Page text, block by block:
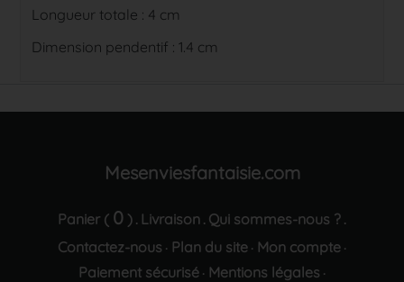
Longueur totale : 4 cm
Dimension pendentif : 1.4 cm
Mesenviesfantaisie.com
Panier ( 0 ) . Livraison . Qui sommes-nous ? .
Contactez-nous · Plan du site· Mon compte·
Paiement sécurisé· Mentions légales ·